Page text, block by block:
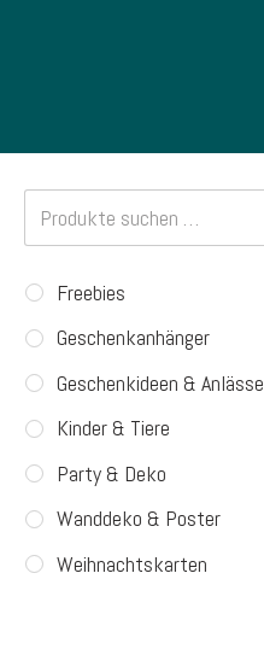
Suchen
nach:
Freebies
Geschenkanhänger
Geschenkideen & Anlässe
Kinder & Tiere
Party & Deko
Wanddeko & Poster
Weihnachtskarten